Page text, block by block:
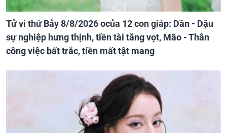
Tử vi thứ Bảy 8/8/2026 ocủa 12 con giáp: Dần - Dậu
sự nghiệp hưng thịnh, tiền tài tăng vọt, Mão - Thân
công việc bất trắc, tiền mất tật mang